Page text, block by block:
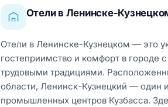
Отели в Ленинске-
Отели в Ленинске-Кузнецком — это
гостеприимство и комфорт в городе
трудовыми традициями.
области, Ленинск-Кузнецкий — один
промышленных центров Кузбасса.